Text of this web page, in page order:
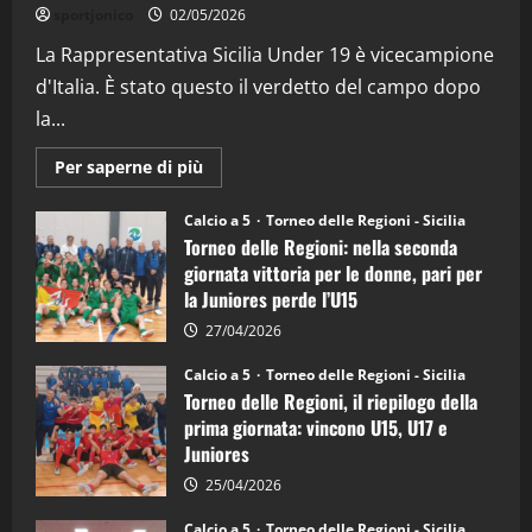
“SportEmpire” in Podcast: 26^ Puntata
08/04/2026
02/05/2026
La Rappresentativa Sicilia Under 19 è vicecampione
d'Italia. È stato questo il verdetto del campo dopo
la...
Per saperne di più
informazioni
Torneo
delle
Regioni
di
calcio
a
5:
la
Juniores
è
vicecampione
d’Italia
Calcio a 5 Torneo delle Regioni - Sicilia
Torneo delle Regioni: nella seconda
giornata vittoria per le donne, pari per
la Juniores perde l’U15
27/04/2026
Calcio a 5 Torneo delle Regioni - Sicilia
Torneo delle Regioni, il riepilogo della
prima giornata: vincono U15, U17 e
Juniores
25/04/2026